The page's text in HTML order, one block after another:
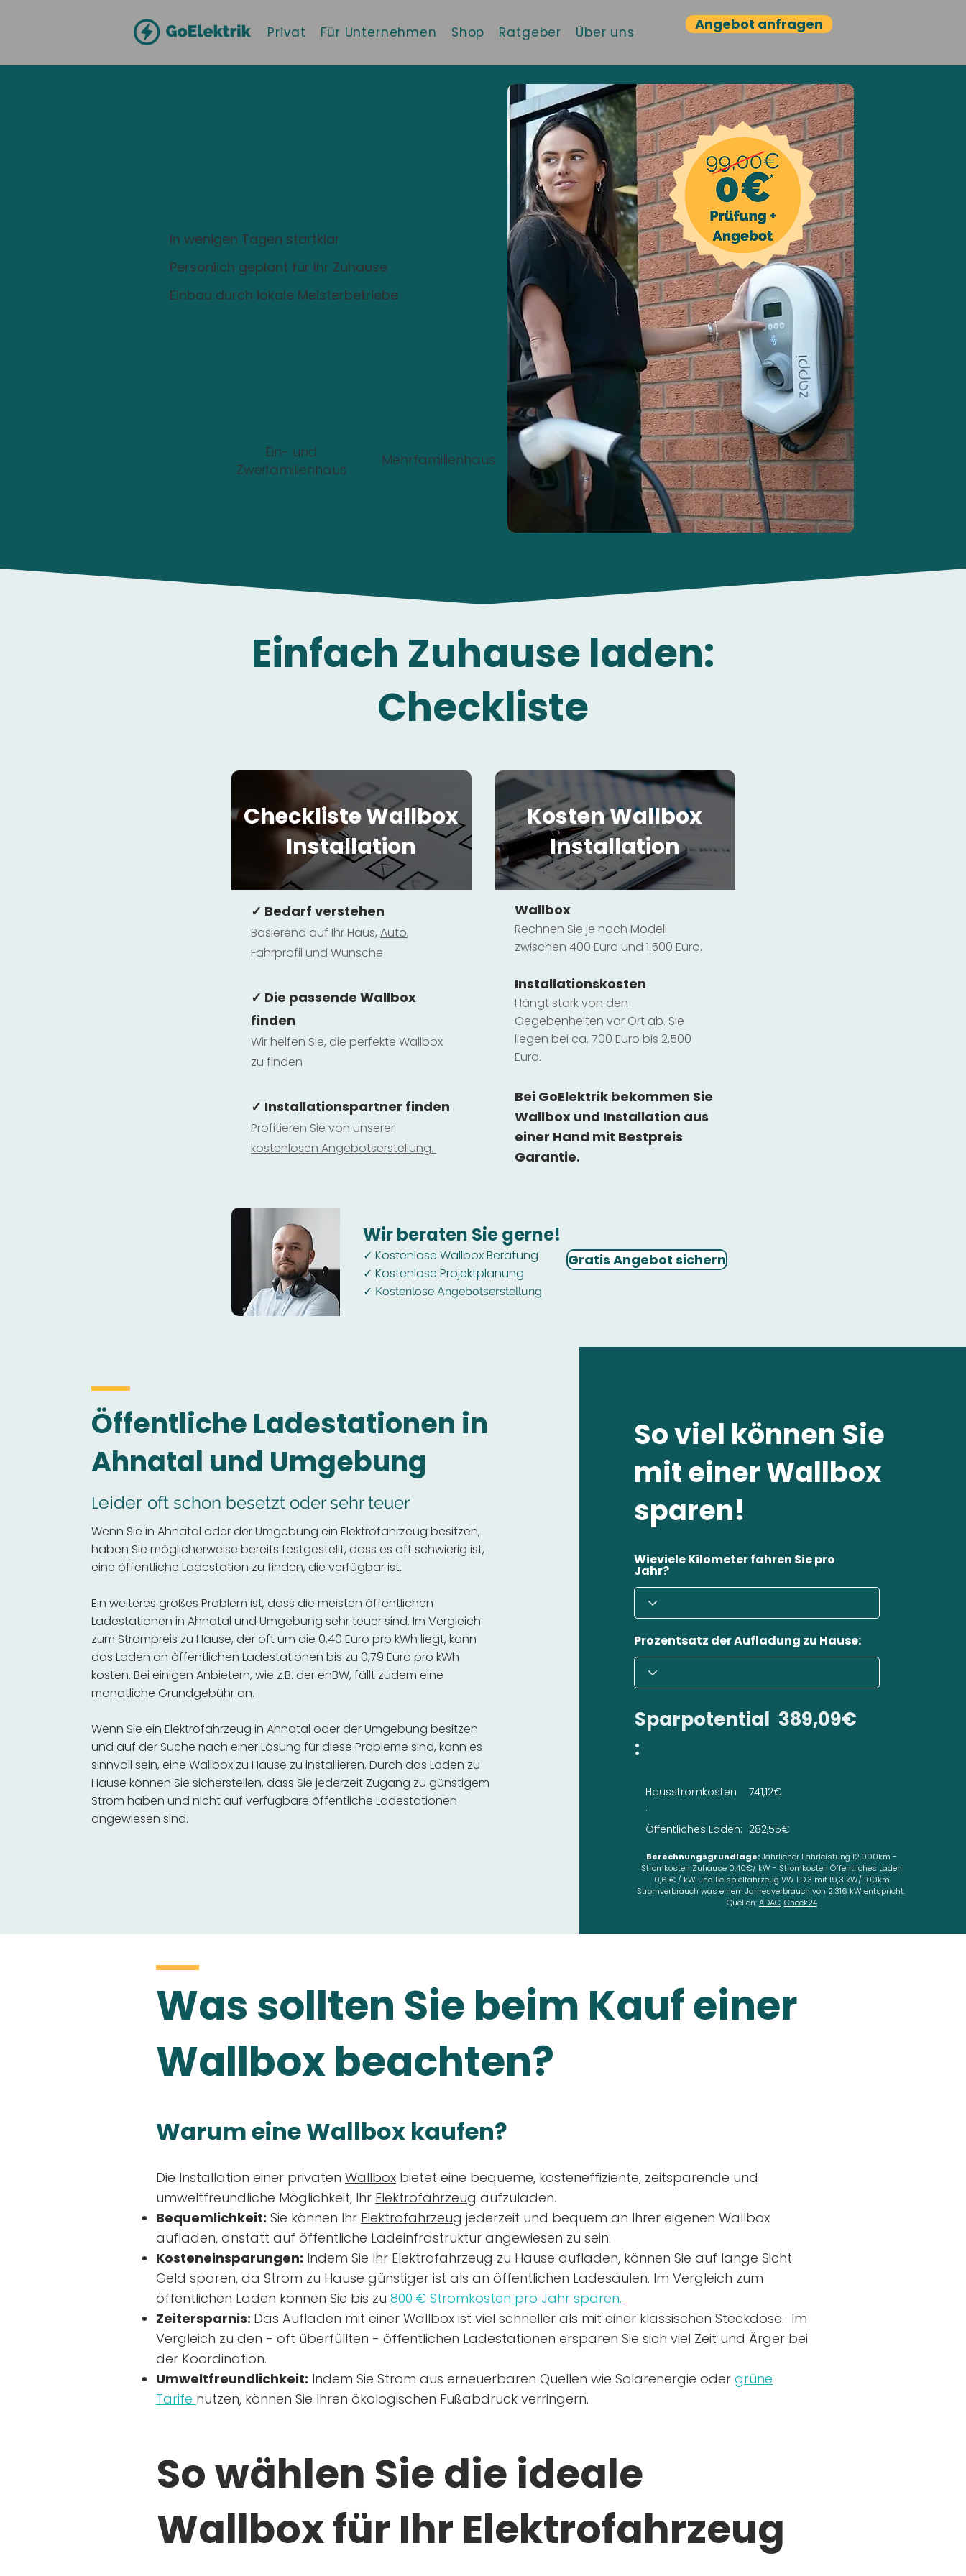
Privat Für Unternehmen Shop Ratgeber Über uns Angebot anfragen
In wenigen Tagen startklar
Persönlich geplant für Ihr Zuhause
Einbau durch lokale Meisterbetriebe
Ein- und
Zweifamilienhaus
Mehrfamilienhaus
Einfach Zuhause laden:
Checkliste
Checkliste Wallbox
Installation
✓ Bedarf verstehen
Basierend auf Ihr Haus, Auto,
Fahrprofil und Wünsche
✓ Die passende Wallbox
finden
Wir helfen Sie, die perfekte Wallbox
zu finden
✓ Installationspartner finden
Profitieren Sie von unserer
kostenlosen Angebotserstellung.
Kosten Wallbox
Installation
Wallbox
Rechnen Sie je nach Modell
zwischen 400 Euro und 1.500 Euro.
Installationskosten
Hängt stark von den
Gegebenheiten vor Ort ab. Sie
liegen bei ca. 700 Euro bis 2.500
Euro.
Bei GoElektrik bekommen Sie
Wallbox und Installation aus
einer Hand mit Bestpreis
Garantie.
Wir beraten Sie gerne!
✓ Kostenlose Wallbox Beratung
✓ Kostenlose Projektplanung
✓ Kostenlose Angebotserstellung
Gratis Angebot sichern
Öffentliche Ladestationen in
Ahnatal und Umgebung
Leider oft schon besetzt oder sehr teuer
Wenn Sie in Ahnatal oder der Umgebung ein Elektrofahrzeug besitzen,
haben Sie möglicherweise bereits festgestellt, dass es oft schwierig ist,
eine öffentliche Ladestation zu finden, die verfügbar ist.
Ein weiteres großes Problem ist, dass die meisten öffentlichen
Ladestationen in Ahnatal und Umgebung sehr teuer sind. Im Vergleich
zum Strompreis zu Hause, der oft um die 0,40 Euro pro kWh liegt, kann
das Laden an öffentlichen Ladestationen bis zu 0,79 Euro pro kWh
kosten. Bei einigen Anbietern, wie z.B. der enBW, fällt zudem eine
monatliche Grundgebühr an.
Wenn Sie ein Elektrofahrzeug in Ahnatal oder der Umgebung besitzen
und auf der Suche nach einer Lösung für diese Probleme sind, kann es
sinnvoll sein, eine Wallbox zu Hause zu installieren. Durch das Laden zu
Hause können Sie sicherstellen, dass Sie jederzeit Zugang zu günstigem
Strom haben und nicht auf verfügbare öffentliche Ladestationen
angewiesen sind.
So viel können Sie
mit einer Wallbox
sparen!
Wieviele Kilometer fahren Sie pro
Jahr?
Prozentsatz der Aufladung zu Hause:
Sparpotential
:
389,09€
Hausstromkosten
:
Öffentliches Laden:
741,12€
282,55€
Berechnungsgrundlage:Jährlicher Fahrleistung 12.000km -
Stromkosten Zuhause 0,40€/ kW - Stromkosten Öffentliches Laden
0,61€ / kW und Beispielfahrzeug VW I.D.3 mit 19,3 kW/ 100km
Stromverbrauch was einem Jahresverbrauch von 2.316 kW entspricht.
Quellen:ADAC,Check24
Was sollten Sie beim Kauf einer
Wallbox beachten?
Warum eine Wallbox kaufen?
Die Installation einer privaten Wallbox bietet eine bequeme, kosteneffiziente, zeitsparende und
umweltfreundliche Möglichkeit, Ihr Elektrofahrzeug aufzuladen.
Bequemlichkeit: Sie können Ihr Elektrofahrzeug jederzeit und bequem an Ihrer eigenen Wallbox
aufladen, anstatt auf öffentliche Ladeinfrastruktur angewiesen zu sein.
Kosteneinsparungen: Indem Sie Ihr Elektrofahrzeug zu Hause aufladen, können Sie auf lange Sicht
Geld sparen, da Strom zu Hause günstiger ist als an öffentlichen Ladesäulen. Im Vergleich zum
öffentlichen Laden können Sie bis zu 800 € Stromkosten pro Jahr sparen.
Zeitersparnis: Das Aufladen mit einer Wallbox ist viel schneller als mit einer klassischen Steckdose. Im
Vergleich zu den - oft überfüllten - öffentlichen Ladestationen ersparen Sie sich viel Zeit und Ärger bei
der Koordination.
Umweltfreundlichkeit: Indem Sie Strom aus erneuerbaren Quellen wie Solarenergie oder grüne
Tarife nutzen, können Sie Ihren ökologischen Fußabdruck verringern.
So wählen Sie die ideale
Wallbox für Ihr Elektrofahrzeug